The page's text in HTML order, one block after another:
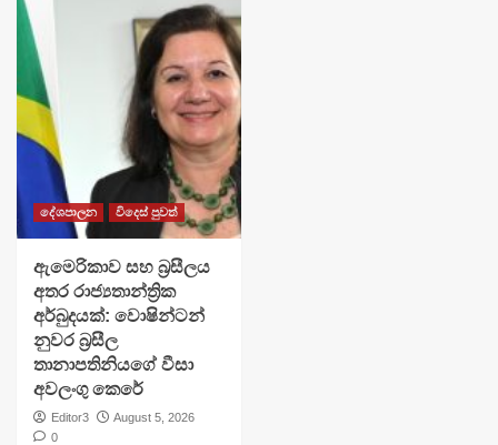
දේශපාලන විදෙස් පුවත්
ඇමෙරිකාව සහ බ්‍රසීලය
අතර රාජ්‍යතාන්ත්‍රික
අර්බුදයක්: වොෂින්ටන්
නුවර බ්‍රසීල
තානාපතිනියගේ වීසා
අවලංගු කෙරේ
Editor3
August 5, 2026
0